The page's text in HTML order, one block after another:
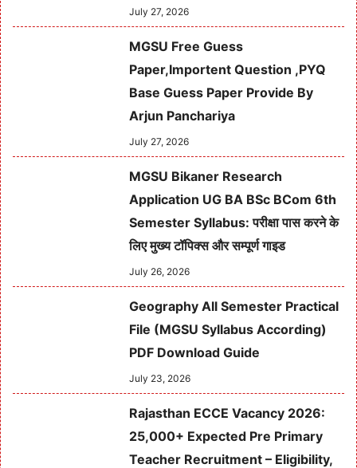
July 27, 2026
MGSU Free Guess
Paper,Importent Question ,PYQ
Base Guess Paper Provide By
Arjun Panchariya
July 27, 2026
MGSU Bikaner Research
Application UG BA BSc BCom 6th
Semester Syllabus: परीक्षा पास करने के
लिए मुख्य टॉपिक्स और सम्पूर्ण गाइड
July 26, 2026
Geography All Semester Practical
File (MGSU Syllabus According)
PDF Download Guide
July 23, 2026
Rajasthan ECCE Vacancy 2026:
25,000+ Expected Pre Primary
Teacher Recruitment – Eligibility,